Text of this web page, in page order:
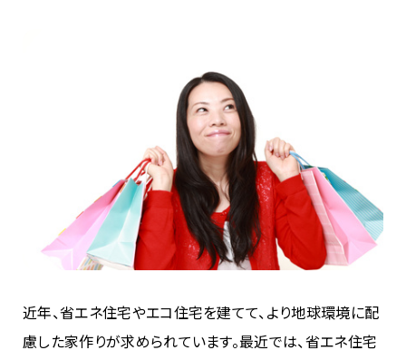
近年、省エネ住宅やエコ住宅を建てて、より地球環境に配
慮した家作りが求められています。最近では、省エネ住宅